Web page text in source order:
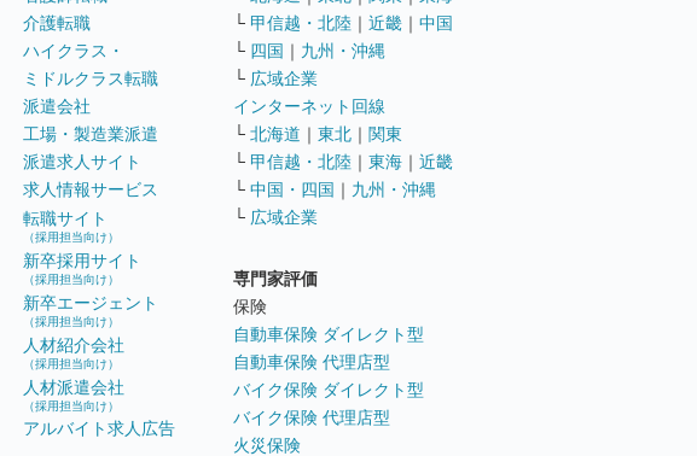
介護転職
ハイクラス・
ミドルクラス転職
派遣会社
工場・製造業派遣
派遣求人サイト
求人情報サービス
転職サイト
（採用担当向け）
新卒採用サイト
（採用担当向け）
新卒エージェント
（採用担当向け）
人材紹介会社
（採用担当向け）
人材派遣会社
（採用担当向け）
アルバイト求人広告
└ 甲信越・北陸 ｜ 近畿 ｜ 中国
└ 四国 ｜ 九州・沖縄
└ 広域企業
インターネット回線
└ 北海道 ｜ 東北 ｜ 関東
└ 甲信越・北陸 ｜ 東海 ｜ 近畿
└ 中国・四国 ｜ 九州・沖縄
└ 広域企業
専門家評価
保険
自動車保険 ダイレクト型
自動車保険 代理店型
バイク保険 ダイレクト型
バイク保険 代理店型
火災保険